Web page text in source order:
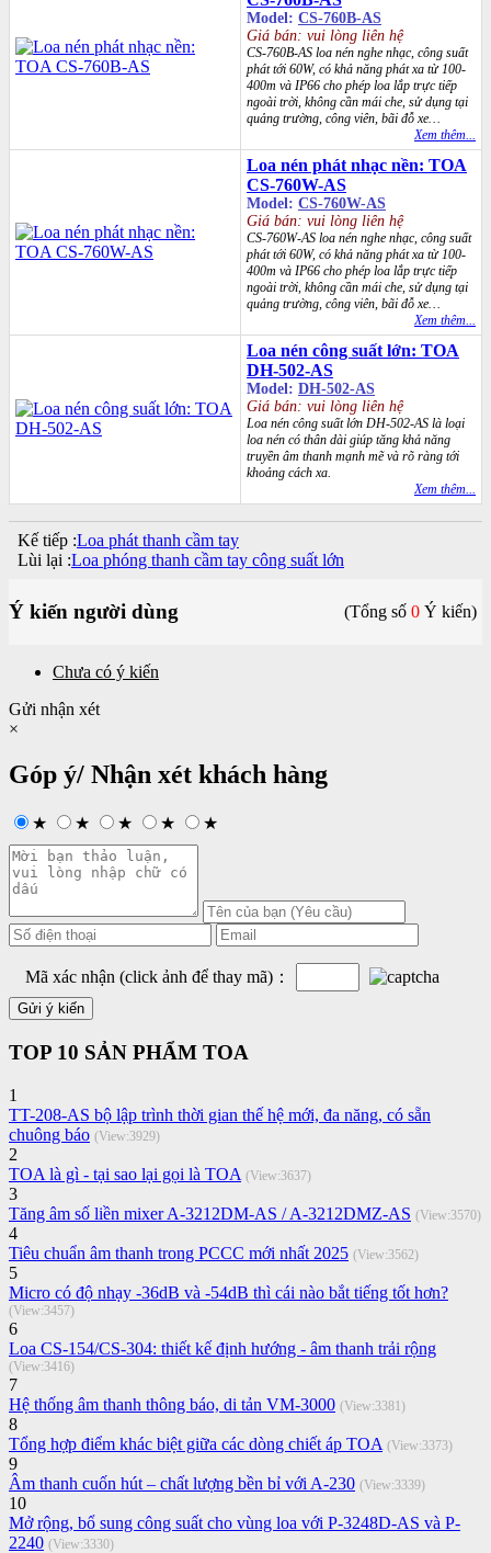
Model: CS-760B-AS
Giá bán: vui lòng liên hệ
CS-760B-AS loa nén nghe nhạc, công suất
phát tới 60W, có khả năng phát xa từ 100-
400m và IP66 cho phép loa lắp trực tiếp
ngoài trời, không cần mái che, sử dụng tại
quảng trường, công viên, bãi đỗ xe…
Xem thêm...
Loa nén phát nhạc nền: TOA
CS-760W-AS
Model: CS-760W-AS
Giá bán: vui lòng liên hệ
CS-760W-AS loa nén nghe nhạc, công suất
phát tới 60W, có khả năng phát xa từ 100-
400m và IP66 cho phép loa lắp trực tiếp
ngoài trời, không cần mái che, sử dụng tại
quảng trường, công viên, bãi đỗ xe…
Xem thêm...
Loa nén công suất lớn: TOA
DH-502-AS
Model: DH-502-AS
Giá bán: vui lòng liên hệ
Loa nén công suất lớn DH-502-AS là loại
loa nén có thân dài giúp tăng khả năng
truyền âm thanh mạnh mẽ và rõ ràng tới
khoảng cách xa.
Xem thêm...
Kế tiếp :Loa phát thanh cầm tay
Lùi lại :Loa phóng thanh cầm tay công suất lớn
Ý kiến người dùng (Tổng số 0 Ý kiến)
Chưa có ý kiến
Gửi nhận xét
×
Góp ý/ Nhận xét khách hàng
★ ★ ★ ★ ★
Mã xác nhận (click ảnh để thay mã)：
TOP 10 SẢN PHẨM TOA
1
TT-208-AS bộ lập trình thời gian thế hệ mới, đa năng, có sẵn
chuông báo (View:3929)
2
TOA là gì - tại sao lại gọi là TOA (View:3637)
3
Tăng âm số liền mixer A-3212DM-AS / A-3212DMZ-AS (View:3570)
4
Tiêu chuẩn âm thanh trong PCCC mới nhất 2025 (View:3562)
5
Micro có độ nhạy -36dB và -54dB thì cái nào bắt tiếng tốt hơn?
(View:3457)
6
Loa CS-154/CS-304: thiết kế định hướng - âm thanh trải rộng
(View:3416)
7
Hệ thống âm thanh thông báo, di tản VM-3000 (View:3381)
8
Tổng hợp điểm khác biệt giữa các dòng chiết áp TOA (View:3373)
9
Âm thanh cuốn hút – chất lượng bền bỉ với A-230 (View:3339)
10
Mở rộng, bổ sung công suất cho vùng loa với P-3248D-AS và P-
2240 (View:3330)